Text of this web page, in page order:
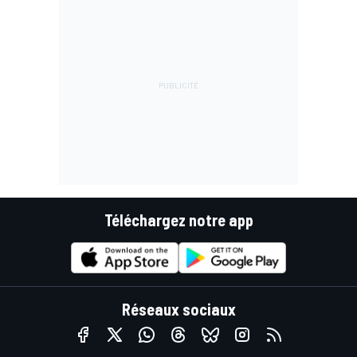
Téléchargez notre app
Réseaux sociaux